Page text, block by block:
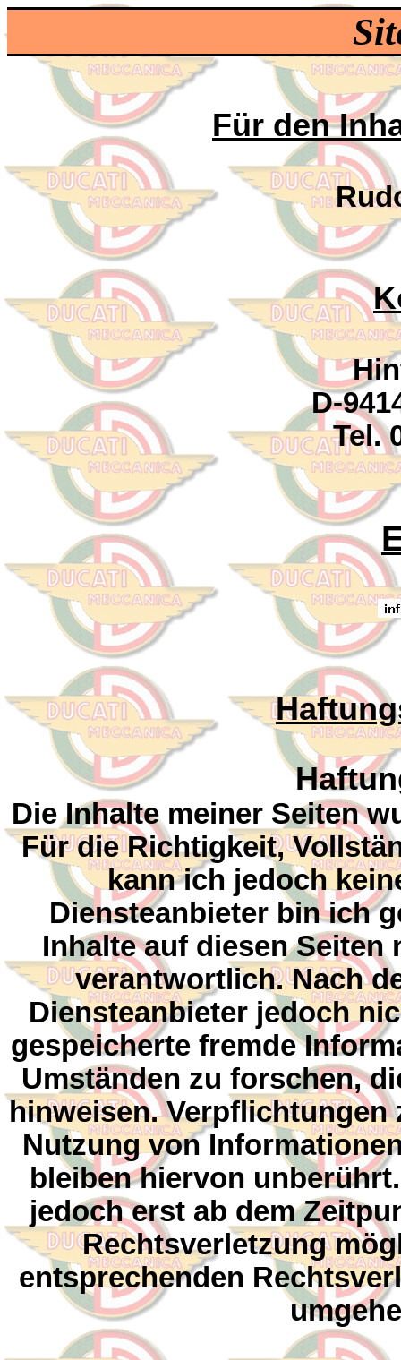
Für den
D-
Tel.
Die Inhalte meiner Seiten
Für die Richtigkeit,
kann ich jedoch
Diensteanbieter bin ich
Inhalte auf diesen Seiten
verantwortlich. Nach
Diensteanbieter jedoch
gespeicherte fremde
Umständen zu forschen,
hinweisen.
Nutzung von
bleiben hiervon
jedoch erst ab dem
Rechtsverletzung
entsprechenden